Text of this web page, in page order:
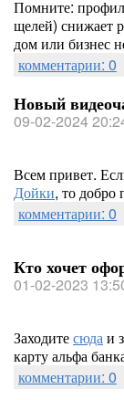
Помните:
щелей) снижает
дом или бизнес
комментарии: 0
Новый
09-02-2024
Всем привет.
Дойки, то добро
комментарии: 0
Кто хочет
01-02-2023
Заходитесюдаи
карту альфа
комментарии: 0